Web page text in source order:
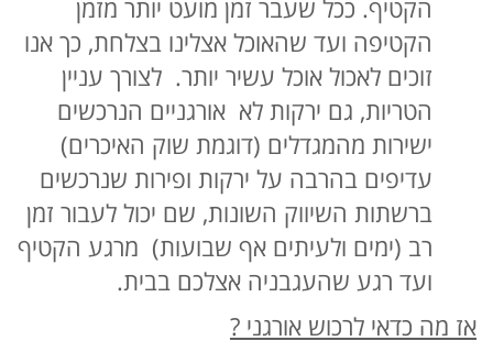
הקטיף. ככל שעבר זמן מועט יותר מזמן
הקטיפה ועד שהאוכל אצלינו בצלחת, כך אנו
זוכים לאכול אוכל עשיר יותר. לצורך עניין
הטריות, גם ירקות לא אורגניים הנרכשים
ישירות מהמגדלים (דוגמת שוק האיכרים)
עדיפים בהרבה על ירקות ופירות שנרכשים
ברשתות השיווק השונות, שם יכול לעבור זמן
רב (ימים ולעיתים אף שבועות) מרגע הקטיף
ועד רגע שהעגבניה אצלכם בבית.
אז מה כדאי לרכוש אורגני ?